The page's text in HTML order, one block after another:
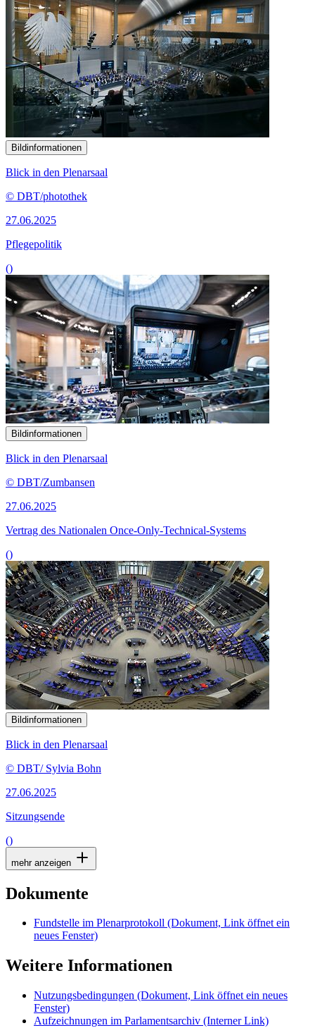
Bildinformationen
Blick in den Plenarsaal
© DBT/photothek
27.06.2025
Pflegepolitik
()
Bildinformationen
Blick in den Plenarsaal
© DBT/Zumbansen
27.06.2025
Vertrag des Nationalen Once-Only-Technical-Systems
()
Bildinformationen
Blick in den Plenarsaal
© DBT/ Sylvia Bohn
27.06.2025
Sitzungsende
()
mehr anzeigen
Dokumente
Fundstelle im Plenarprotokoll (Dokument, Link öffnet ein
neues Fenster)
Weitere Informationen
Nutzungsbedingungen (Dokument, Link öffnet ein neues
Fenster)
Aufzeichnungen im Parlamentsarchiv (Interner Link)